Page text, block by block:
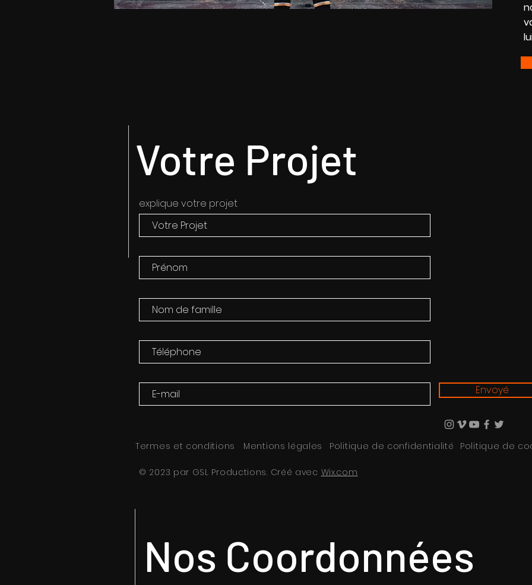
Votre Projet
explique votre projet
Envoyé
Termes et conditions Mentions légales Politique de confidentialité Politique de
© 2023 par GSL Productions. Créé avec Wix.com
Nos Coordonnées